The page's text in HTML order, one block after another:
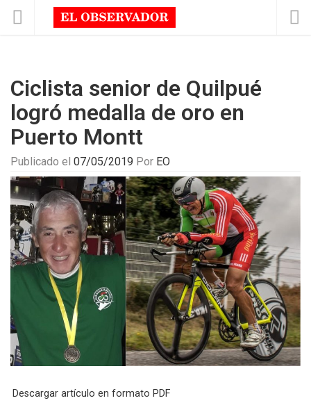
Ciclista senior de Quilpué
logró medalla de oro en
Puerto Montt
Publicado el 07/05/2019 Por EO
Descargar artículo en formato PDF